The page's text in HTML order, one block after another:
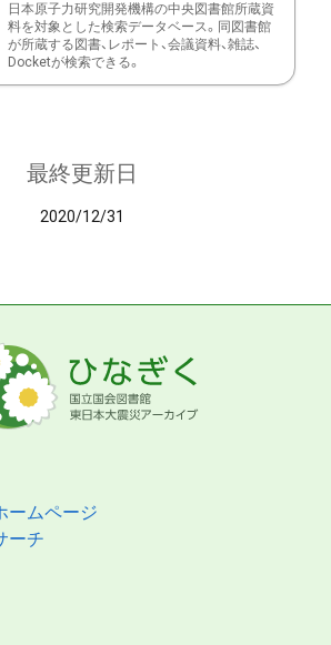
日本原子力研究開発機構の中央図書館所蔵資
料を対象とした検索データベース。同図書館
が所蔵する図書、レポート、会議資料、雑誌、
Docketが検索できる。
最終更新日
2020/12/31
ームページ
ーチ